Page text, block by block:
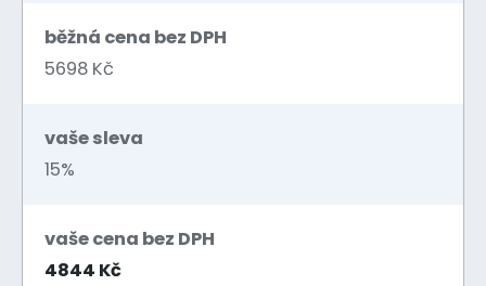
běžná cena bez DPH
5698 Kč
vaše sleva
15%
vaše cena bez DPH
4844 Kč